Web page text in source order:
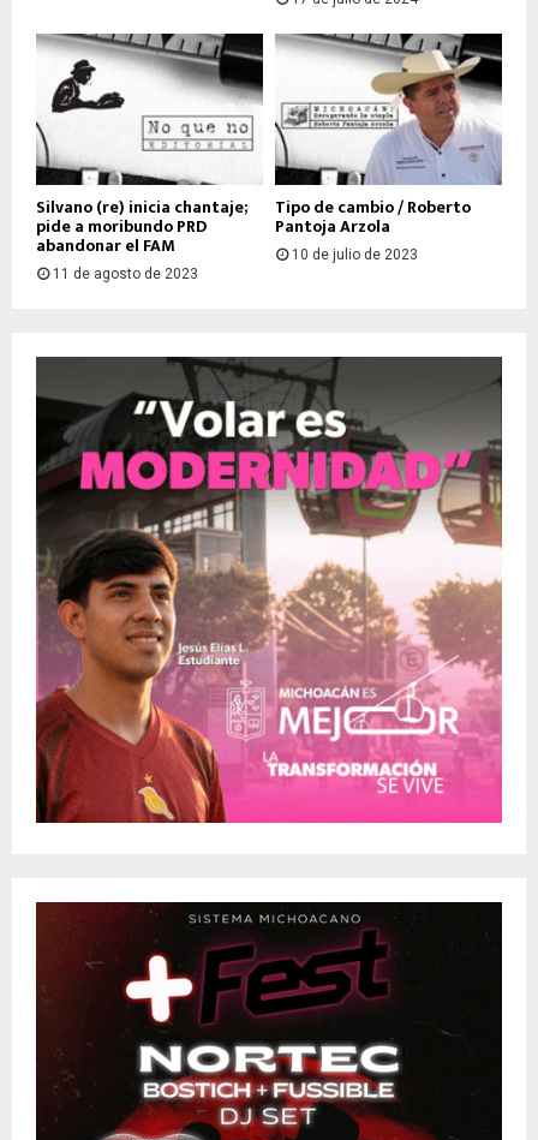
Silvano (re) inicia chantaje;
pide a moribundo PRD
abandonar el FAM
11 de agosto de 2023
Tipo de cambio / Roberto
Pantoja Arzola
10 de julio de 2023